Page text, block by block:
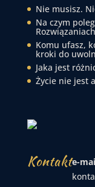
Nie musisz.
Na czym
Komu ufasz,
kroki do
Jaka jest
Życie nie jest
Kontakte-